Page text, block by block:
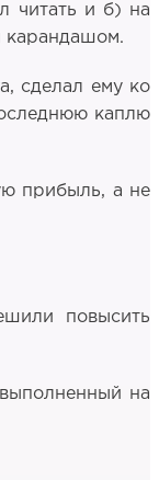
читать и б) на
карандашом.
сделал ему ко
каплю
прибыль, а не
повысить
на